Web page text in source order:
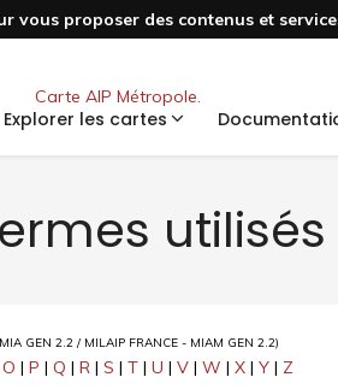
proposer des contenus et
Carte AIP Métropole.
Explorer les cartes
utilisés
GEN 2.2 / MILAIP FRANCE - MIAM GEN 2.2)
O | P | Q | R| S | T| U | V| W | X| Y| Z